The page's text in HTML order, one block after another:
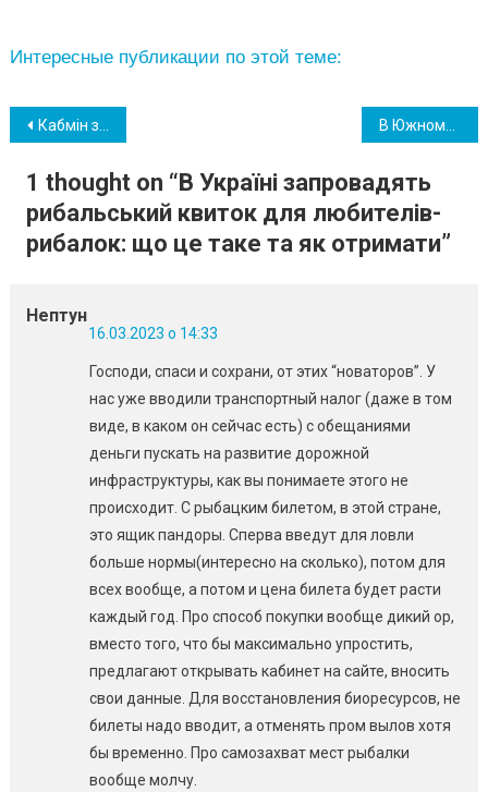
Интересные публикации по этой теме:
Навігація
записів
Кабмін звільнив начальника Одеської ОВА Максима Марченка
1 thought on “В Україні запровадять
рибальський квиток для любителів-
рибалок: що це таке та як отримати”
Нептун
16.03.2023 о 14:33
Господи, спаси и сохрани, от этих “новаторов”. У
нас уже вводили транспортный налог (даже в том
виде, в каком он сейчас есть) с обещаниями
деньги пускать на развитие дорожной
инфраструктуры, как вы понимаете этого не
происходит. С рыбацким билетом, в этой стране,
это ящик пандоры. Сперва введут для ловли
больше нормы(интересно на сколько), потом для
всех вообще, а потом и цена билета будет расти
каждый год. Про способ покупки вообще дикий ор,
вместо того, что бы максимально упростить,
предлагают открывать кабинет на сайте, вносить
свои данные. Для восстановления биоресурсов, не
билеты надо вводит, а отменять пром вылов хотя
бы временно. Про самозахват мест рыбалки
вообще молчу.